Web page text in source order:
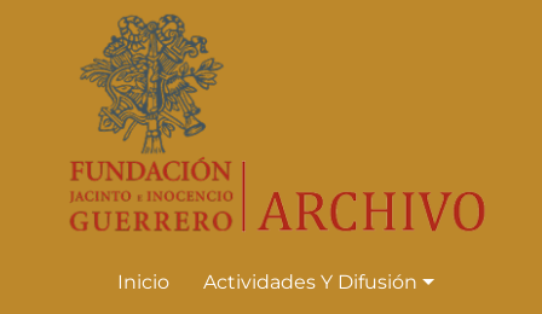
Skip to main content
Inicio Actividades Y Difusión
Actividades Y Difusión